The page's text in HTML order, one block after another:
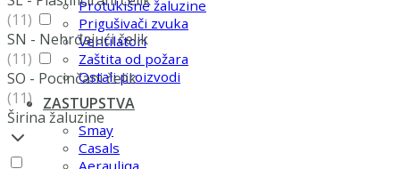
Protukišne žaluzine
Prigušivači zvuka
Ventilatori
Zaštita od požara
Ostali proizvodi
ZASTUPSTVA
Smay
Casals
Aerauliqa
(11)
SN - Nehrđajući čelik
(11)
SO - Pocinčani čelik
(11)
Širina žaluzine